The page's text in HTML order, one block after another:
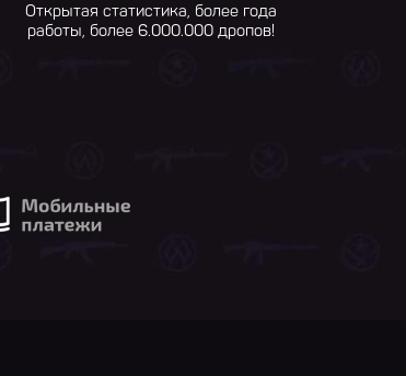
Открытая статистика, более года
работы, более 6.000.000 дропов!